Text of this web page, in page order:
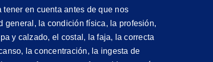
Ejercicios
en cuenta antes de que nos
general, la condición física, la profesión,
y calzado, el costal, la faja, la correcta
la concentración, la ingesta de